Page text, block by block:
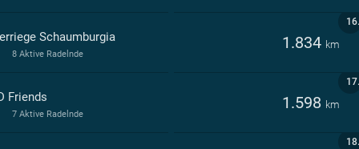
16.
Schaumburgia 1.834 km
8 Aktive Radelnde
17.
Friends 1.598 km
7 Aktive Radelnde
18.